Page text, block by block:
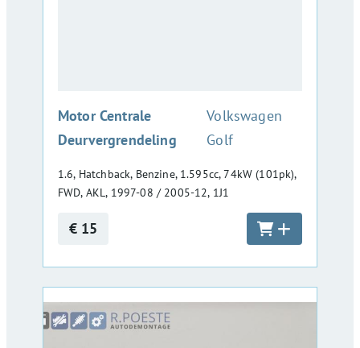
Motor Centrale
Deurvergrendeling
:Volkswagen
Golf
1.6, Hatchback, Benzine, 1.595cc, 74kW (101pk),
FWD, AKL, 1997-08 / 2005-12, 1J1
€ 15